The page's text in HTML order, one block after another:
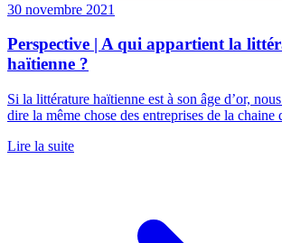
30 novembre 2021
Perspective | A qui appartient la
haïtienne ?
Si la littérature haïtienne est à son âge d’or,
dire la même chose des entreprises de la chaine
Lire la suite